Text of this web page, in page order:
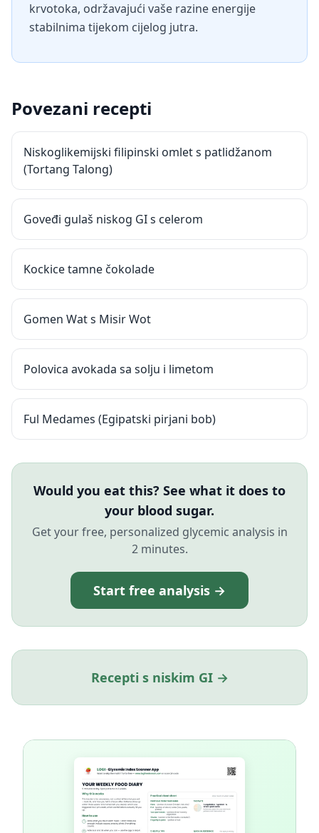
krvotoka, održavajući vaše razine energije
stabilnima tijekom cijelog jutra.
Povezani recepti
Niskoglikemijski filipinski omlet s patlidžanom
(Tortang Talong)
Goveđi gulaš niskog GI s celerom
Kockice tamne čokolade
Gomen Wat s Misir Wot
Polovica avokada sa solju i limetom
Ful Medames (Egipatski pirjani bob)
Would you eat this? See what it does to
your blood sugar.
Get your free, personalized glycemic analysis in
2 minutes.
Start free analysis →
Recepti s niskim GI →